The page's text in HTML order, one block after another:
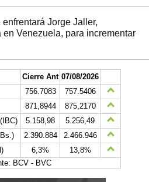
Jorge Jaller,
Venezuela, para incrementar
Cierre Ant 07/08/2026
756.7083
757.5406
871,8944
875,2170
5.158,98
5.256,49
2.390.884
2.466.946
6,3%
13,8%
BCV - BVC